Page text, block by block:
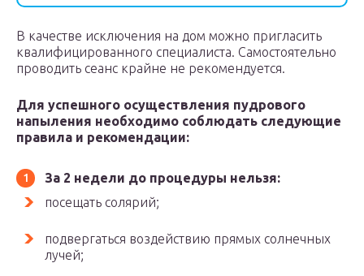
В качестве исключения на дом можно пригласить
квалифицированного специалиста. Самостоятельно
проводить сеанс крайне не рекомендуется.
Для успешного осуществления пудрового
напыления необходимо соблюдать следующие
правила и рекомендации:
За 2 недели до процедуры нельзя:
посещать солярий;
подвергаться воздействию прямых солнечных
лучей;